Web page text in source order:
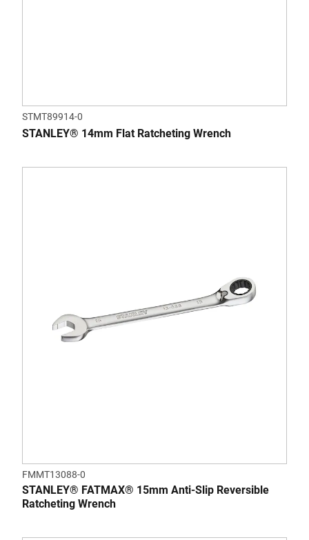
STMT89914-0
STANLEY® 14mm Flat Ratcheting Wrench
FMMT13088-0
STANLEY® FATMAX® 15mm Anti-Slip Reversible
Ratcheting Wrench